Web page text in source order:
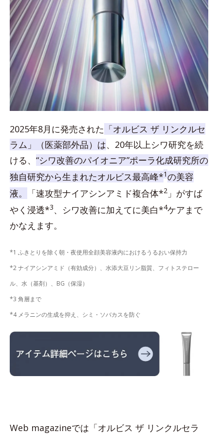
2025年8月に発売された 「オルビス ザ リンクルセ
ラム」（医薬部外品）は、20年以上シワ研究を続
ける、 “シワ改善のパイオニア”ポーラ化成研究所の
独自研究から生まれたオルビス最高峰*1の美容
液。
「速攻型ナイアシンアミド複合体*2 」がすば
やく浸透*3、シワ改善に加えてに美白*4ケアまで
かなえます。
*1 ふきとりを除く朝・夜使用全顔美容液内におけるうるおい保持力
*2 ナイアシンアミド（有効成分）、水添大豆リン脂質、フィトステロー
ル、水（基剤）、BG（保湿）
*3 角層まで
*4 メラニンの生成を抑え、シミ・ソバカスを防ぐ
Web magazineでは「オルビス ザ リンクルセラ